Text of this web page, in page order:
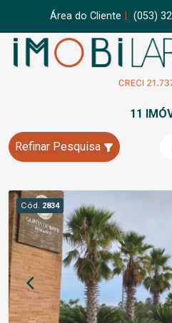
Área do Cliente (053)
11
Refinar Pesquisa
Cód. 2834